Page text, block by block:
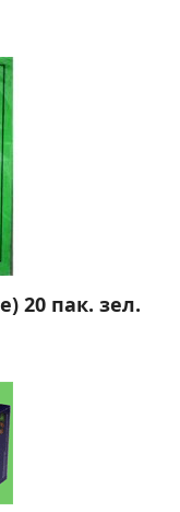
20 пак. зел.